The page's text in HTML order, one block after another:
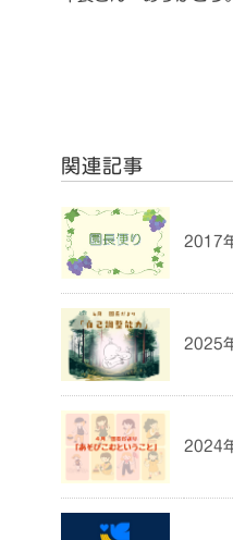
関連記事
2017
2025
2024